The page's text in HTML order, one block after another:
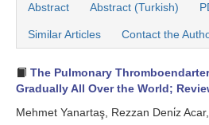
Abstract Abstract (Turkish)
Similar Articles Contact the
The Pulmonary
Gradually All Over the World;
Mehmet Yanartaş, Rezzan Deni̇z